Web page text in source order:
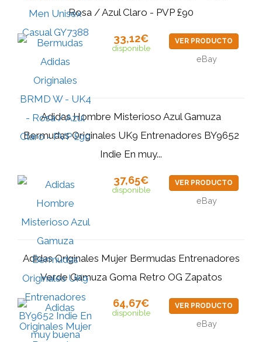
Rosa / Azul Claro - PVP £90
33,12€
disponible
VER PRODUCTO
eBay
Adidas Hombre Misterioso Azul Gamuza
Bermudas Originales UK9 Entrenadores BY9652
Indie En muy...
37,65€
disponible
VER PRODUCTO
eBay
Adidas Originales Mujer Bermudas Entrenadores
Verde Gamuza Goma Retro OG Zapatos
64,67€
disponible
VER PRODUCTO
eBay